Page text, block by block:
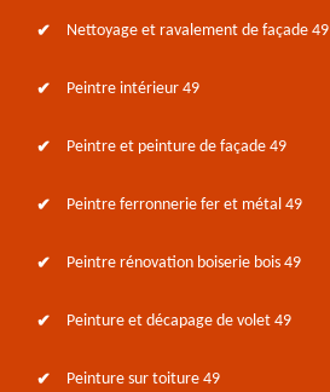
Nettoyage et ravalement de façade 49
Peintre intérieur 49
Peintre et peinture de façade 49
Peintre ferronnerie fer et métal 49
Peintre rénovation boiserie bois 49
Peinture et décapage de volet 49
Peinture sur toiture 49